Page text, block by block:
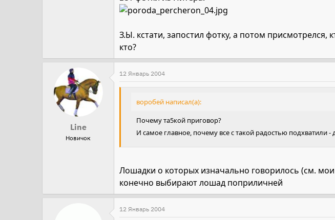
З.Ы. кстати, запостил фотку, а потом присмотрелся,
кто?
Line
Новичок
12 Январь 2004
воробей написал(а):
Почему та5кой приговор?
И самое главное, почему все с такой радостью подхватили -
Лошадки о которых изначально говорилось (см.
конечно выбирают лошад поприличней
12 Январь 2004